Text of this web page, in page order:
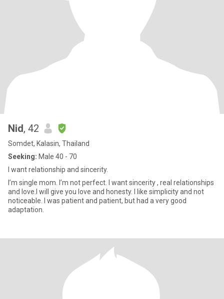
Nid, 42
Somdet, Kalasin, Thailand
Seeking: Male 40 - 70
I want relationship and sincerity.
I’m single mom. I’m not perfect. I want sincerity , real relationships
and love.I will give you love and honesty. I like simplicity and not
noticeable. I was patient and patient, but had a very good
adaptation.